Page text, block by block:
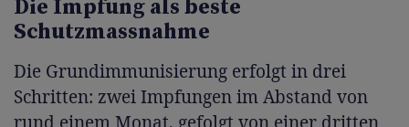
Die Impfung als beste
Schutzmassnahme
Die Grundimmunisierung erfolgt in drei
Schritten: zwei Impfungen im Abstand von